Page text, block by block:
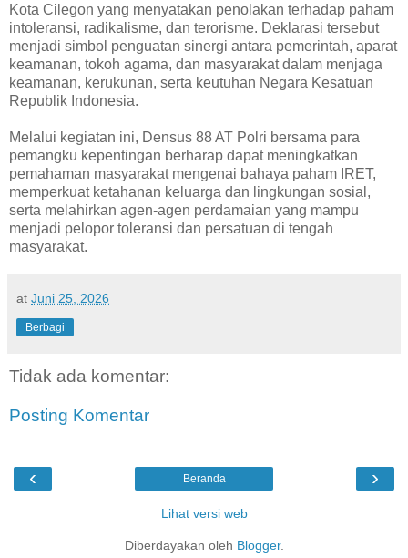
Kota Cilegon yang menyatakan penolakan terhadap paham
intoleransi, radikalisme, dan terorisme. Deklarasi tersebut
menjadi simbol penguatan sinergi antara pemerintah, aparat
keamanan, tokoh agama, dan masyarakat dalam menjaga
keamanan, kerukunan, serta keutuhan Negara Kesatuan
Republik Indonesia.
Melalui kegiatan ini, Densus 88 AT Polri bersama para
pemangku kepentingan berharap dapat meningkatkan
pemahaman masyarakat mengenai bahaya paham IRET,
memperkuat ketahanan keluarga dan lingkungan sosial,
serta melahirkan agen-agen perdamaian yang mampu
menjadi pelopor toleransi dan persatuan di tengah
masyarakat.
at Juni 25, 2026
Berbagi
Tidak ada komentar:
Posting Komentar
‹ ›
Beranda
Lihat versi web
Diberdayakan oleh Blogger.